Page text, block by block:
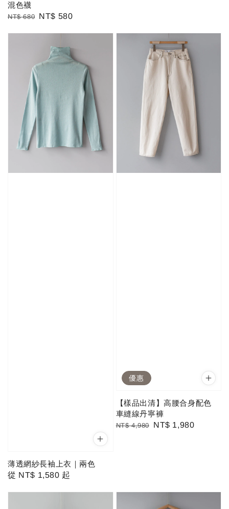
混色襪
Regular
NT$ 680 Sale
NT$ 580
薄透網紗長袖上衣｜兩色
Regular
從 NT$ 1,580 起
優惠
【樣品出清】高腰合身配色
車縫線丹寧褲
Regular
NT$ 4,980
Sale
NT$ 1,980